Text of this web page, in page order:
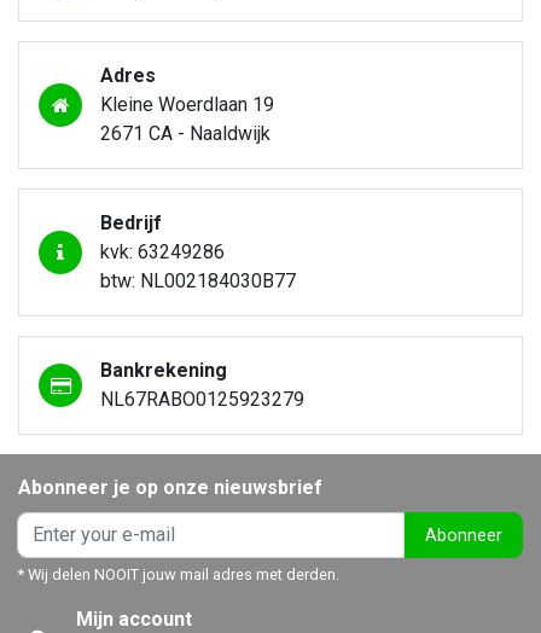
Adres
Kleine Woerdlaan 19
2671 CA - Naaldwijk
Bedrijf
kvk: 63249286
btw: NL002184030B77
Bankrekening
NL67RABO0125923279
Abonneer je op onze nieuwsbrief
Abonneer
* Wij delen NOOIT jouw mail adres met derden.
Mijn account